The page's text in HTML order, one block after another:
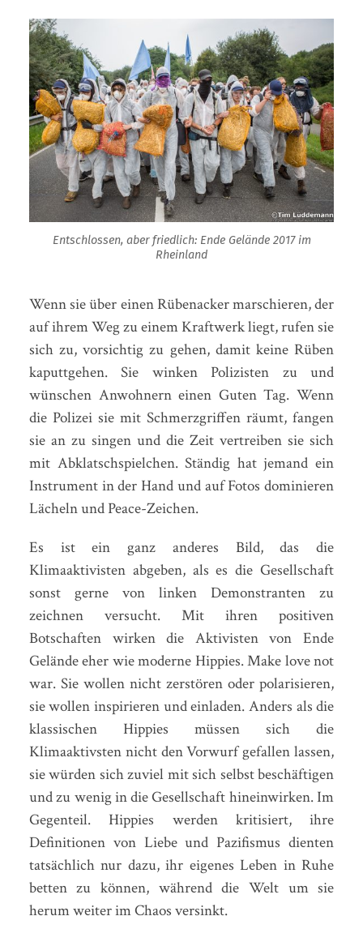
Entschlossen, aber friedlich: Ende Gelände 2017 im
Rheinland
Wenn sie über einen Rübenacker marschieren, der
auf ihrem Weg zu einem Kraftwerk liegt, rufen sie
sich zu, vorsichtig zu gehen, damit keine Rüben
kaputtgehen. Sie winken Polizisten zu und
wünschen Anwohnern einen Guten Tag. Wenn
die Polizei sie mit Schmerzgriffen räumt, fangen
sie an zu singen und die Zeit vertreiben sie sich
mit Abklatschspielchen. Ständig hat jemand ein
Instrument in der Hand und auf Fotos dominieren
Lächeln und Peace-Zeichen.
Es ist ein ganz anderes Bild, das die
Klimaaktivisten abgeben, als es die Gesellschaft
sonst gerne von linken Demonstranten zu
zeichnen versucht. Mit ihren positiven
Botschaften wirken die Aktivisten von Ende
Gelände eher wie moderne Hippies. Make love not
war. Sie wollen nicht zerstören oder polarisieren,
sie wollen inspirieren und einladen. Anders als die
klassischen Hippies müssen sich die
Klimaaktivsten nicht den Vorwurf gefallen lassen,
sie würden sich zuviel mit sich selbst beschäftigen
und zu wenig in die Gesellschaft hineinwirken. Im
Gegenteil. Hippies werden kritisiert, ihre
Definitionen von Liebe und Pazifismus dienten
tatsächlich nur dazu, ihr eigenes Leben in Ruhe
betten zu können, während die Welt um sie
herum weiter im Chaos versinkt.